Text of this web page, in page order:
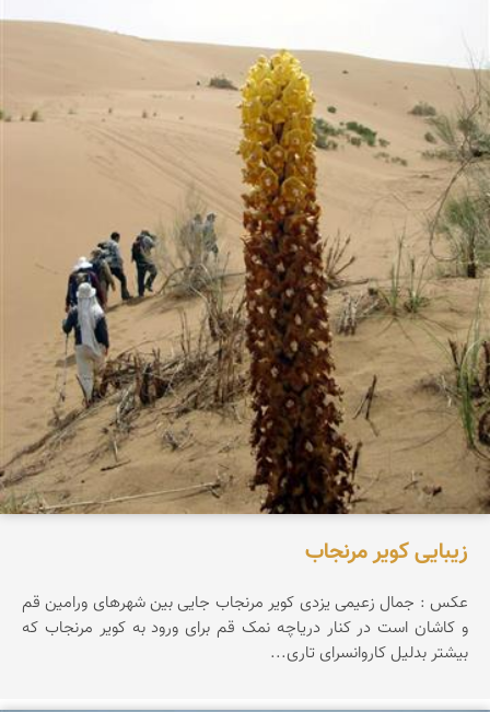
زیبایی کویر مرنجاب
عکس : جمال زعیمی یزدی کویر مرنجاب جایی بین شهرهای ورامین قم
و کاشان است در کنار دریاچه نمک قم برای ورود به کویر مرنجاب که
بیشتر بدلیل کاروانسرای تاری...